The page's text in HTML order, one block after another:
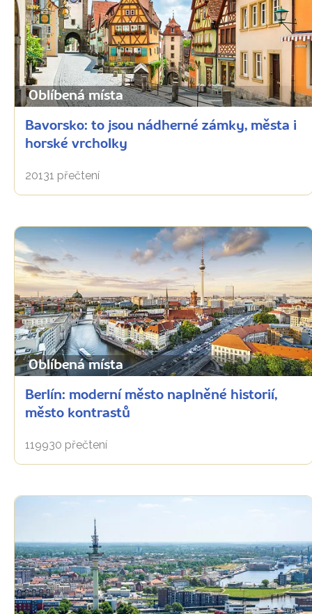
Oblíbená místa
Bavorsko: to jsou nádherné zámky, města i
horské vrcholky
20131 přečtení
Oblíbená místa
Berlín: moderní město naplněné historií,
město kontrastů
119930 přečtení